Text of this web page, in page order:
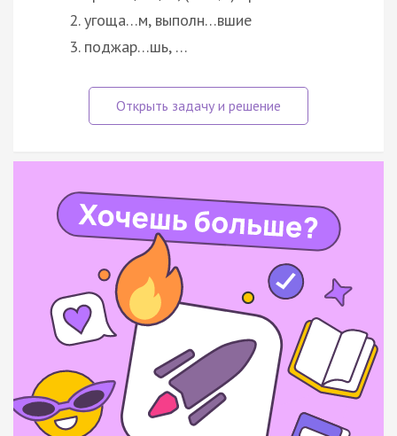
угоща…м, выполн…вшие
поджар…шь, …